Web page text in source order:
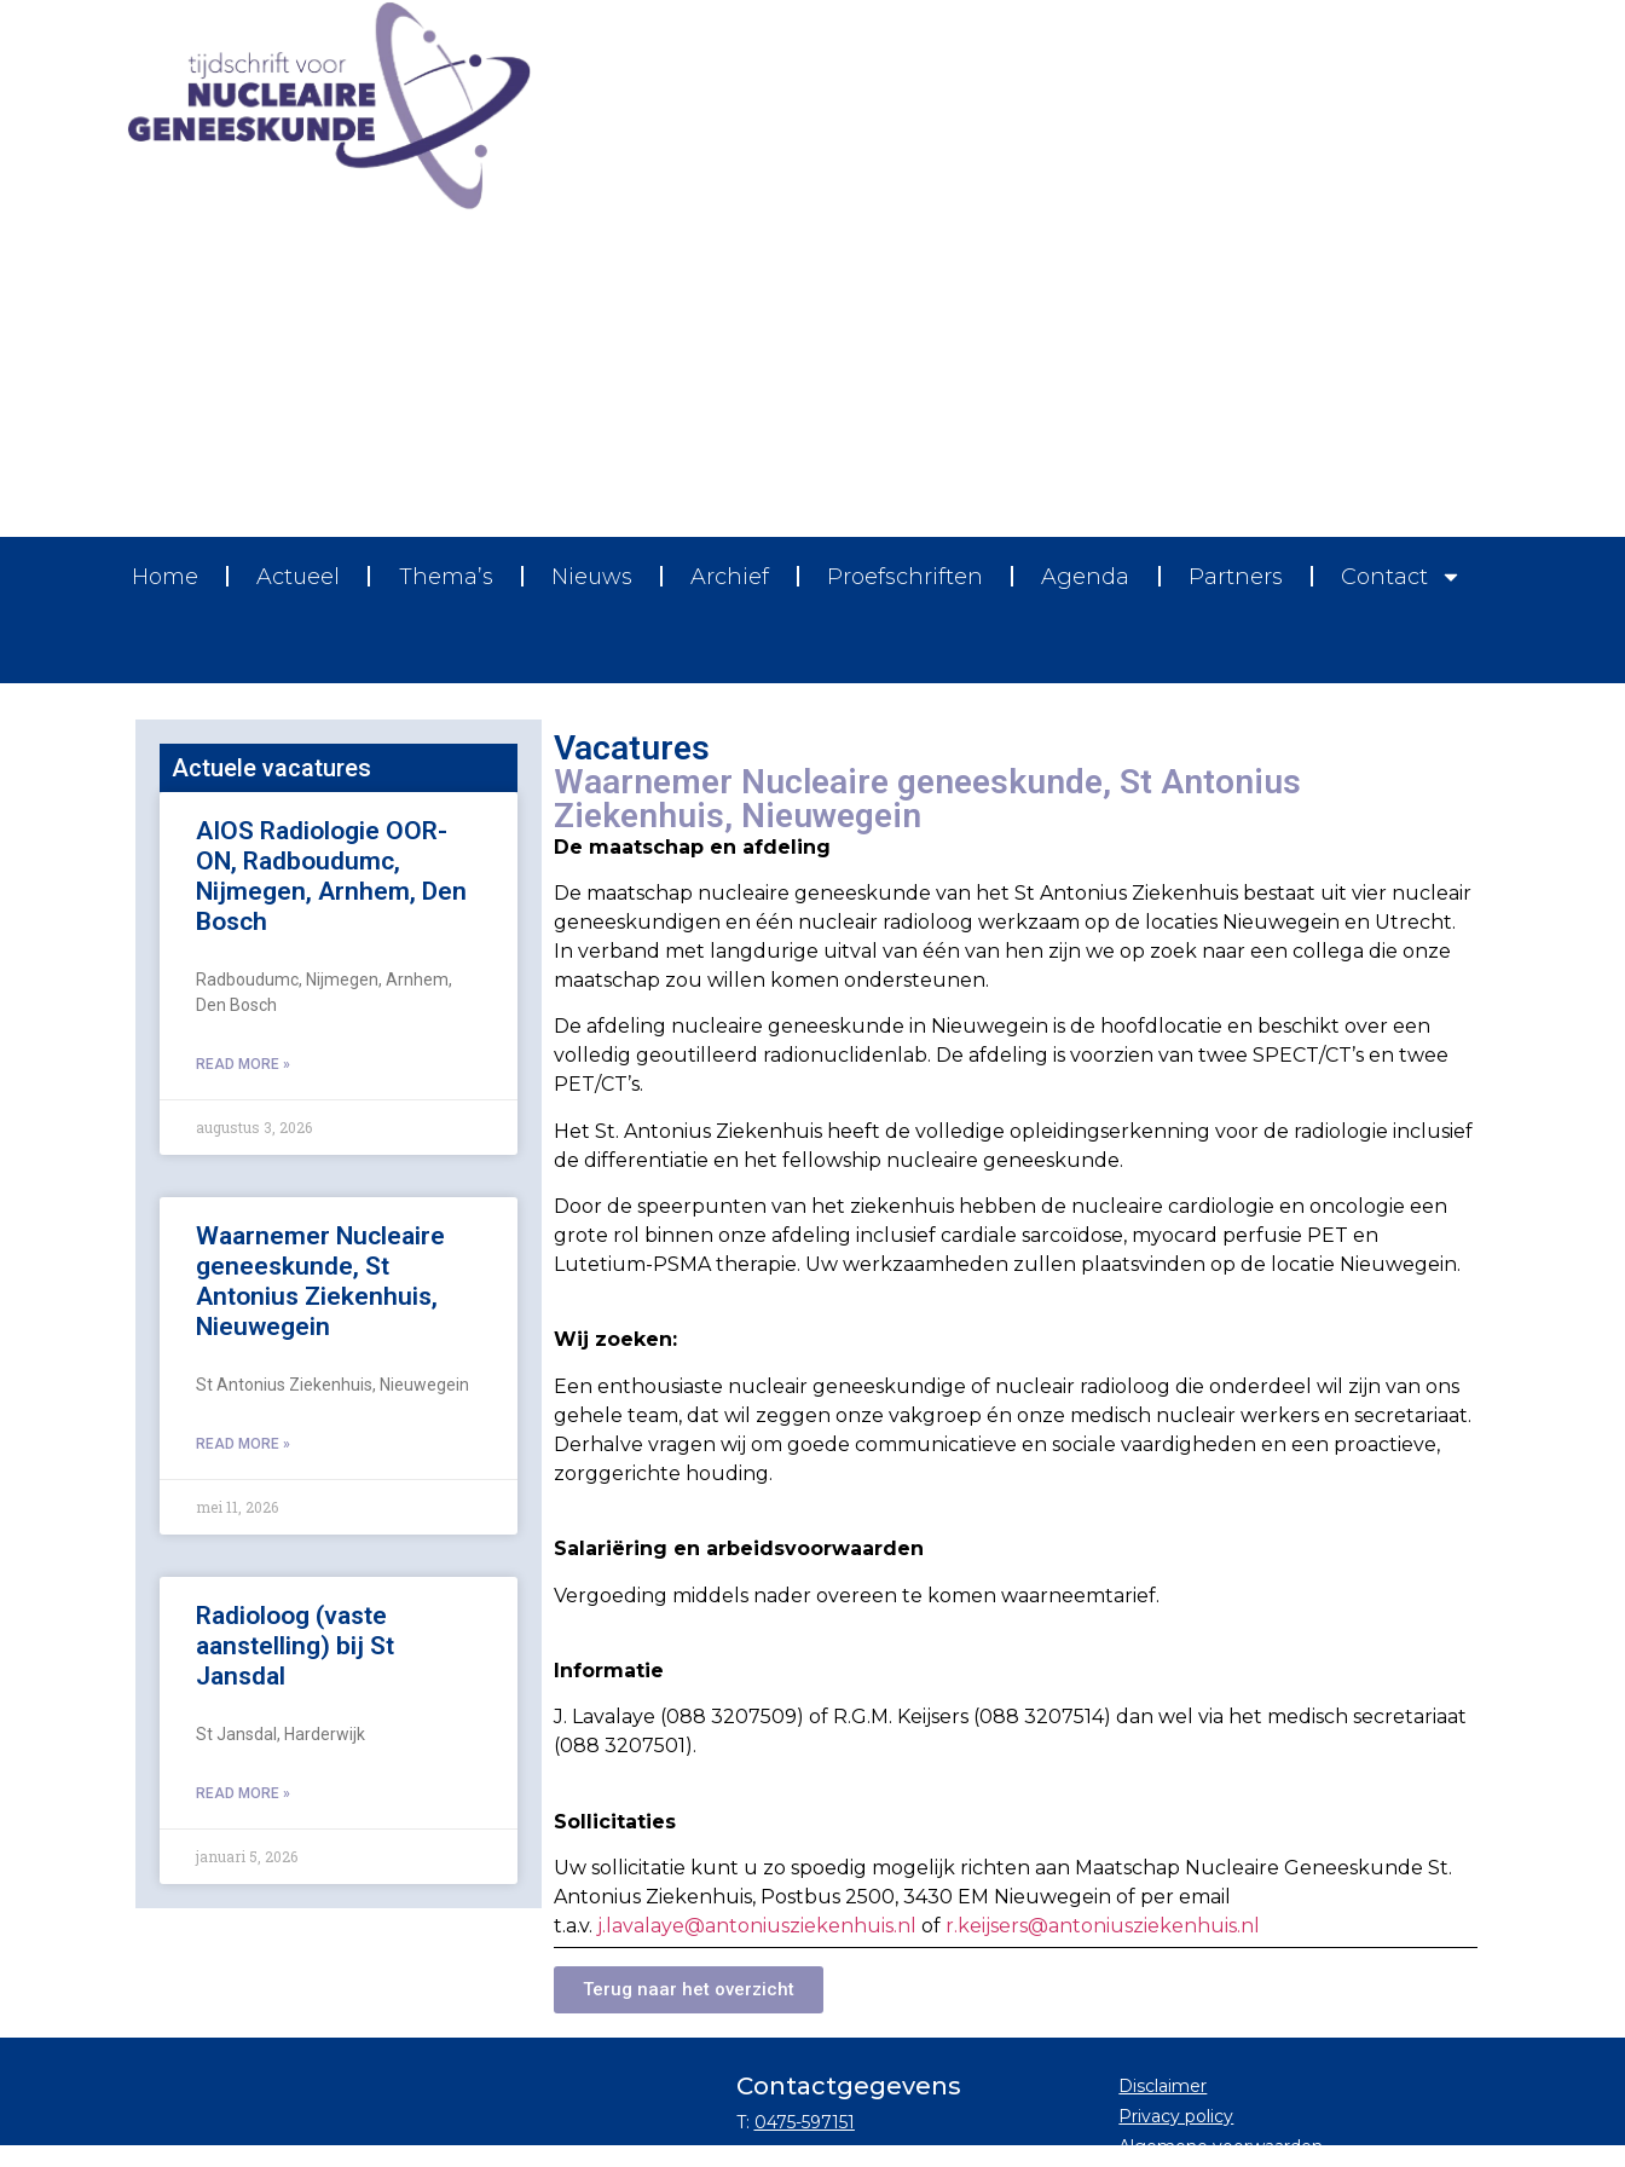
Home Actueel Thema’s Nieuws Archief Proefschriften Agenda Partners Contact
Vacatures
Waarnemer Nucleaire geneeskunde, St Antonius
Ziekenhuis, Nieuwegein
De maatschap en afdeling
De maatschap nucleaire geneeskunde van het St Antonius Ziekenhuis bestaat uit vier nucleair
geneeskundigen en één nucleair radioloog werkzaam op de locaties Nieuwegein en Utrecht.
In verband met langdurige uitval van één van hen zijn we op zoek naar een collega die onze
maatschap zou willen komen ondersteunen.
De afdeling nucleaire geneeskunde in Nieuwegein is de hoofdlocatie en beschikt over een
volledig geoutilleerd radionuclidenlab. De afdeling is voorzien van twee SPECT/CT’s en twee
PET/CT’s.
Het St. Antonius Ziekenhuis heeft de volledige opleidingserkenning voor de radiologie inclusief
de differentiatie en het fellowship nucleaire geneeskunde.
Door de speerpunten van het ziekenhuis hebben de nucleaire cardiologie en oncologie een
grote rol binnen onze afdeling inclusief cardiale sarcoïdose, myocard perfusie PET en
Lutetium-PSMA therapie. Uw werkzaamheden zullen plaatsvinden op de locatie Nieuwegein.
Wij zoeken:
Een enthousiaste nucleair geneeskundige of nucleair radioloog die onderdeel wil zijn van ons
gehele team, dat wil zeggen onze vakgroep én onze medisch nucleair werkers en secretariaat.
Derhalve vragen wij om goede communicatieve en sociale vaardigheden en een proactieve,
zorggerichte houding.
Salariëring en arbeidsvoorwaarden
Vergoeding middels nader overeen te komen waarneemtarief.
Informatie
J. Lavalaye (088 3207509) of R.G.M. Keijsers (088 3207514) dan wel via het medisch secretariaat
(088 3207501).
Sollicitaties
Uw sollicitatie kunt u zo spoedig mogelijk richten aan Maatschap Nucleaire Geneeskunde St.
Antonius Ziekenhuis, Postbus 2500, 3430 EM Nieuwegein of per email
t.a.v. j.lavalaye@antoniusziekenhuis.nl of r.keijsers@antoniusziekenhuis.nl
Terug naar het overzicht
Actuele vacatures
AIOS Radiologie OOR-
ON, Radboudumc,
Nijmegen, Arnhem, Den
Bosch
Radboudumc, Nijmegen, Arnhem,
Den Bosch
READ MORE »
augustus 3, 2026
Waarnemer Nucleaire
geneeskunde, St
Antonius Ziekenhuis,
Nieuwegein
St Antonius Ziekenhuis, Nieuwegein
READ MORE »
mei 11, 2026
Radioloog (vaste
aanstelling) bij St
Jansdal
St Jansdal, Harderwijk
READ MORE »
januari 5, 2026
Contactgegevens
T: 0475-597151
E:info@kloosterhof.nl
Disclaimer
Privacy policy
Algemene voorwaarden